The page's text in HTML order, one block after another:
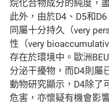
烷化合物成分的純度，
此外，由於D4、D5和
同屬十分持久（very
性（very
存在於環境中。歐洲
分泌干擾物，而D4則屬
動物研究顯示，D4除了
危害，亦懷疑有機會影